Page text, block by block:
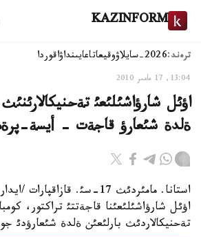
KAZINFORM
ترەند:2026-سايلاۋ وقيعاتاعايىنداۋاقوردا
13:04, 17 مامىر 2010
اؤئل شارؤاشئلئعئ
ةلدة شئعارؤ قاجةت - أيسة-
استانا. مامئردئث 17-سئ.
اؤئل شارؤاشئلئعئنا قاجةتتئ تراكتور،
تةحنيكالاردئث بارلئعئن ةلدة شئعارؤدئ